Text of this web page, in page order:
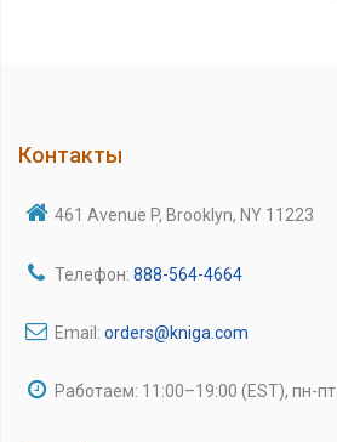
Контакты
461 Avenue P, Brooklyn, NY 11223
Телефон: 888-564-4664
Email: orders@kniga.com
Работаем: 11:00–19:00 (EST), пн-пт